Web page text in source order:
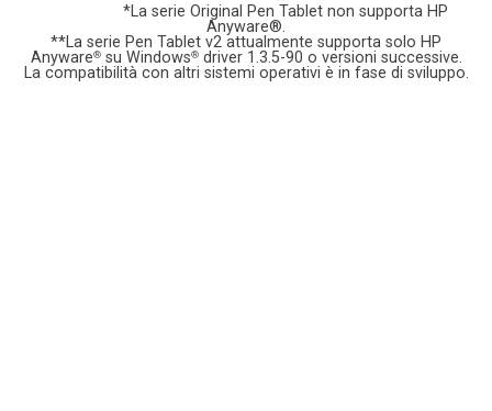
*La serie Original Pen Tablet non supporta HP
Anyware®.
**La serie Pen Tablet v2 attualmente supporta solo HP
Anyware®su Windows®driver 1.3.5-90 o versioni successive.
La compatibilità con altri sistemi operativi è in fase di sviluppo.